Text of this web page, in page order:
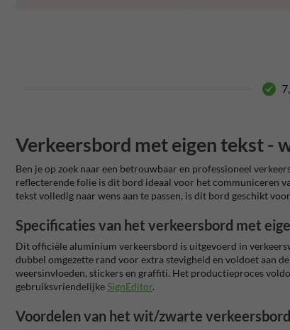
Verkeersbord met eigen tekst -
Ben je op zoek naar een betrouwbaar en professioneel
reflecterende folie is dit bord ideaal voor het communiceren
tekst volledig naar wens aan te passen, is dit bord geschikt
Specificaties van het verkeersbord met
Dit officiële aluminium verkeersbord is uitgevoerd in
dubbel omgezette rand voor extra stevigheid en voldoet aan
weersinvloeden, stickers en graffiti. Het productieproces
gebruiksvriendelijkeSignEditor.
Voordelen van het wit/zwarte verkeersbord